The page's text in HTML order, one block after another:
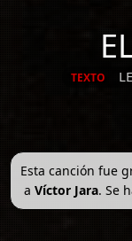
TEXTO
Esta canción fue
a Víctor Jara. Se